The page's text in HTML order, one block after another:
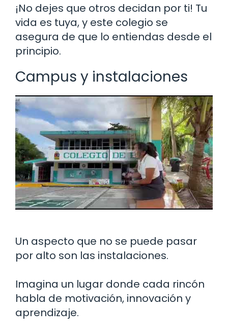
¡No dejes que otros decidan por ti! Tu
vida es tuya, y este colegio se
asegura de que lo entiendas desde el
principio.
Campus y instalaciones
Un aspecto que no se puede pasar
por alto son las instalaciones.
Imagina un lugar donde cada rincón
habla de motivación, innovación y
aprendizaje.